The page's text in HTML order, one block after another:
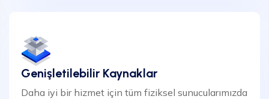
Genişletilebilir Kaynaklar
Daha iyi bir hizmet için tüm fiziksel sunucularımızda